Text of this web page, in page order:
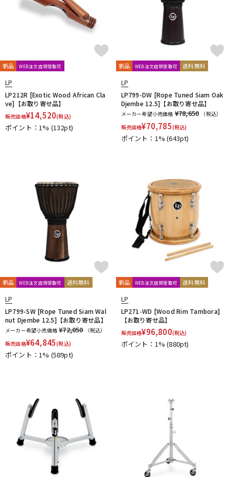
新品 WEB注文店頭受取可
LP
LP212R [Exotic Wood African Cla
ve]【お取り寄せ品】
販売価格¥14,520(税込)
ポイント：1% (132pt)
新品 WEB注文店頭受取可 送料無料
LP
LP799-DW [Rope Tuned Siam Oak
Djembe 12.5]【お取り寄せ品】
メーカー希望小売価格 ¥78,650
（税込）
販売価格¥70,785(税込)
ポイント：1%(643pt)
新品 WEB注文店頭受取可 送料無料
LP
LP799-SW [Rope Tuned Siam Wal
nut Djembe 12.5]【お取り寄せ品】
メーカー希望小売価格 ¥72,050
（税込）
販売価格¥64,845(税込)
ポイント：1% (589pt)
新品 WEB注文店頭受取可 送料無料
LP
LP271-WD [Wood Rim Tambora]
【お取り寄せ品】
販売価格¥96,800(税込)
ポイント：1%(880pt)